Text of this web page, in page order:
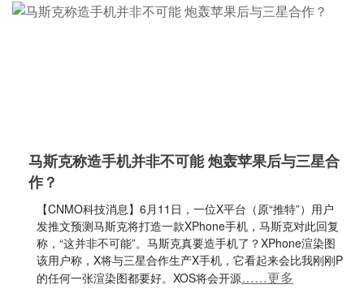
马斯克称造手机并非不可能 炮轰苹果后与三星合
作？
【CNMO科技消息】6月11日，一位X平台（原“推特”）用户
发推文预测马斯克将打造一款XPhone手机，马斯克对此回复
称，“这并非不可能”。马斯克真要造手机了？XPhone渲染图
该用户称，X将与三星合作生产X手机，它看起来会比我刚刚P
的任何一张渲染图都要好。XOS将会开源……更多